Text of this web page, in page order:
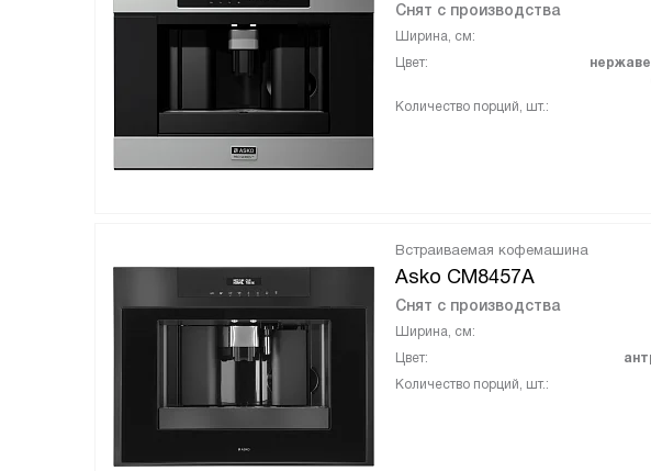
Снят с производства
Ширина, см:
Цвет:
Количество порций, шт.:
Встраиваемая кофемашина
Asko CM8457A
Снят с производства
Ширина, см:
Цвет:
Количество порций, шт.: